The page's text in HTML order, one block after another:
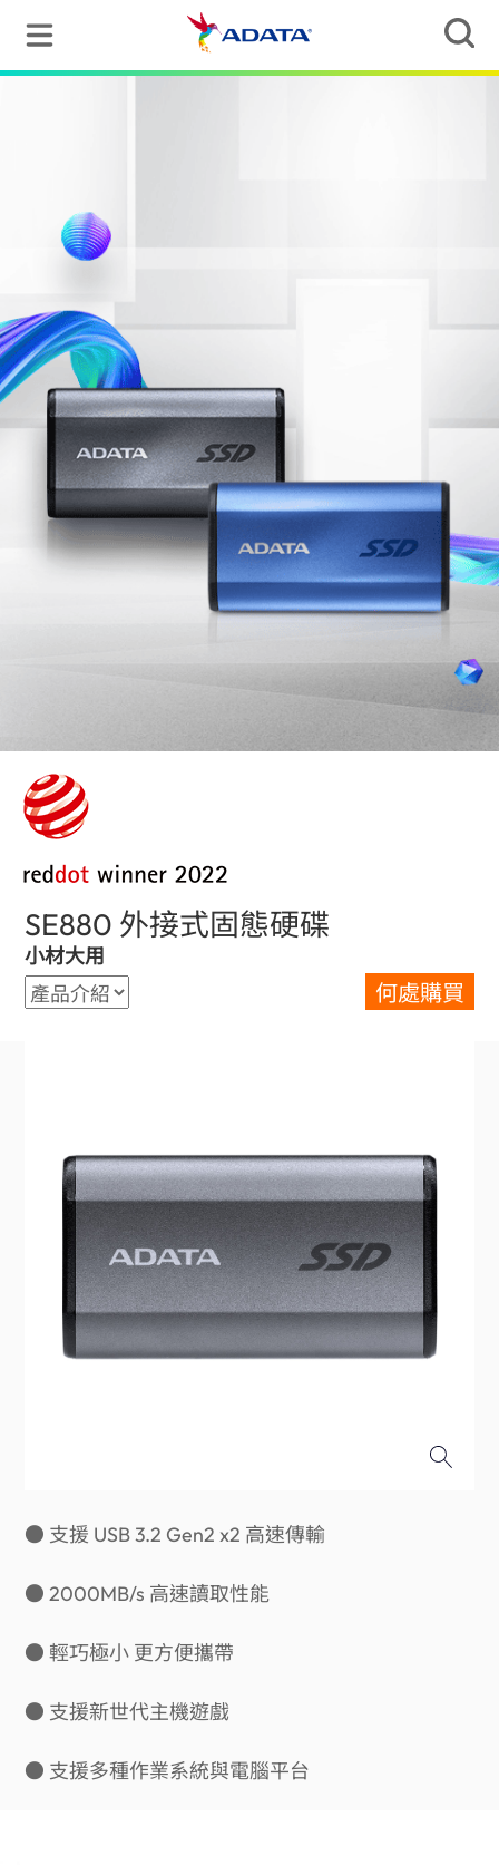
SE880 外接式固態硬碟
小材大用
何處購買
● 支援 USB 3.2 Gen2 x2 高速傳輸
● 2000MB/s 高速讀取性能
● 輕巧極小 更方便攜帶
● 支援新世代主機遊戲
● 支援多種作業系統與電腦平台